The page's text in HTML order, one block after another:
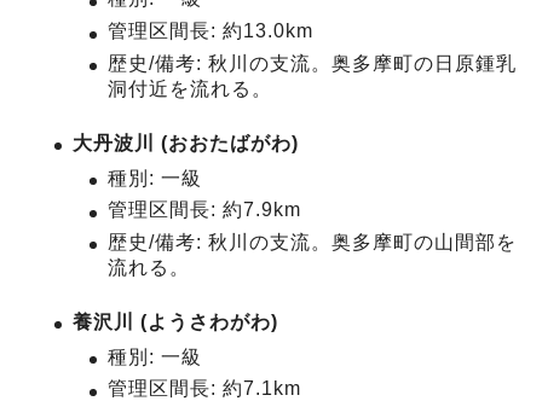
管理区間長: 約13.0km
歴史/備考: 秋川の支流。奥多摩町の日原鍾乳
洞付近を流れる。
大丹波川 (おおたばがわ)
種別: 一級
管理区間長: 約7.9km
歴史/備考: 秋川の支流。奥多摩町の山間部を
流れる。
養沢川 (ようさわがわ)
種別: 一級
管理区間長: 約7.1km